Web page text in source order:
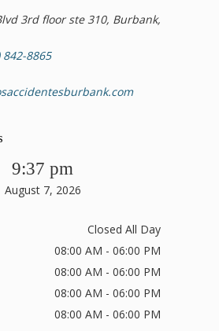
3rd floor ste 310, Burbank,
842-8865
9:37 pm
August 7, 2026
Closed All Day
08:00 AM - 06:00 PM
08:00 AM - 06:00 PM
08:00 AM - 06:00 PM
08:00 AM - 06:00 PM